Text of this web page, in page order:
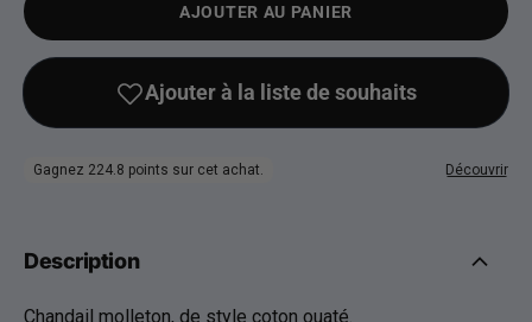
AJOUTER AU PANIER
Description
Chandail molleton, de style coton ouaté.